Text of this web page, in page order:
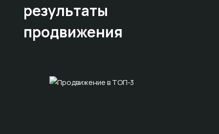
результаты
продвижения